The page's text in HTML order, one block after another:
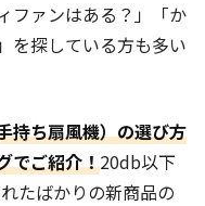
ファンはある？」「か
を探している方も多い
持ち扇風機）の選び方
でご紹介！20db以下
たばかりの新商品の